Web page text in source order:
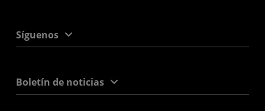
Síguenos
Boletín de noticias